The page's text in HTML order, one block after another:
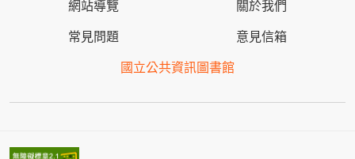
網站導覽 關於我們
常見問題 意見信箱
國立公共資訊圖書館